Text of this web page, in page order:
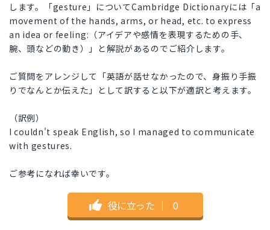
します。「gesture」についてCambridge Dictionaryには「a
movement of the hands, arms, or head, etc. to express
an idea or feeling:（アイデアや感情を表現するための手、
腕、頭などの動き）」と解説があるのでご紹介します。
ご質問をアレンジして「英語が話せなかったので、身振り手振
りでなんとか伝えた」として訳すると以下が適訳と考えます。
（訳例）
I couldn't speak English, so I managed to communicate
with gestures.
ご参考になれば幸いです。
役に立った ｜ 0